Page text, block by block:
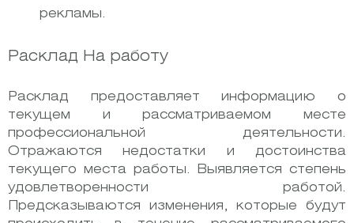
рекламы.
Расклад На работу
Расклад предоставляет информацию о
текущем и рассматриваемом месте
профессиональной деятельности.
Отражаются недостатки и достоинства
текущего места работы. Выявляется степень
удовлетворенности работой.
Предсказываются изменения, которые будут